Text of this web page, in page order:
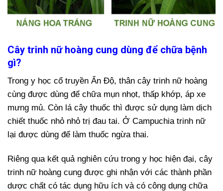
Cây trinh nữ hoàng cung dùng để chữa bệnh
gì?
Trong y học cổ truyền Ấn Độ, thân cây trinh nữ hoàng
cùng được dùng để chữa mụn nhọt, thấp khớp, áp xe
mưng mủ. Còn lá cây thuốc thì được sử dụng làm dịch
chiết thuốc nhỏ nhỏ trị đau tai. Ở Campuchia trinh nữ
lại được dùng để làm thuốc ngừa thai.
Riêng qua kết quả nghiên cứu trong y học hiện đại, cây
trinh nữ hoàng cung được ghi nhận với các thành phần
dược chất có tác dụng hữu ích và có công dụng chữa